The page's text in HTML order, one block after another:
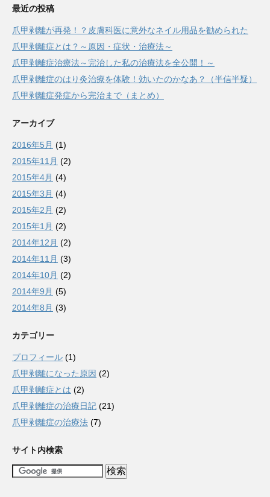
最近の投稿
爪甲剥離が再発！？皮膚科医に意外なネイル用品を勧められた
爪甲剥離症とは？～原因・症状・治療法～
爪甲剥離症治療法～完治した私の治療法を全公開！～
爪甲剥離症のはり灸治療を体験！効いたのかなあ？（半信半疑）
爪甲剥離症発症から完治まで（まとめ）
アーカイブ
2016年5月 (1)
2015年11月 (2)
2015年4月 (4)
2015年3月 (4)
2015年2月 (2)
2015年1月 (2)
2014年12月 (2)
2014年11月 (3)
2014年10月 (2)
2014年9月 (5)
2014年8月 (3)
カテゴリー
プロフィール (1)
爪甲剥離になった原因 (2)
爪甲剥離症とは (2)
爪甲剥離症の治療日記 (21)
爪甲剥離症の治療法 (7)
サイト内検索